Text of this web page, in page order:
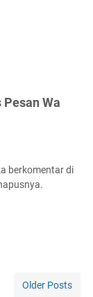
Wa
berkomentar di
Older Posts